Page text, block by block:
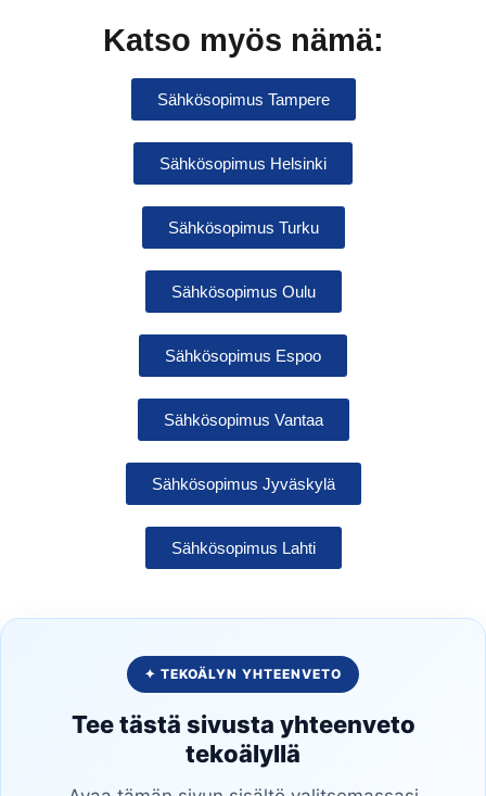
Katso myös nämä:
Sähkösopimus Tampere
Sähkösopimus Helsinki
Sähkösopimus Turku
Sähkösopimus Oulu
Sähkösopimus Espoo
Sähkösopimus Vantaa
Sähkösopimus Jyväskylä
Sähkösopimus Lahti
✦ TEKOÄLYN YHTEENVETO
Tee tästä sivusta yhteenveto
tekoälyllä